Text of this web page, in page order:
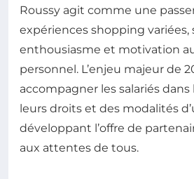
Roussy agit comme une
expériences shopping variées,
enthousiasme et motivation
personnel. L’enjeu majeur de
accompagner les salariés
leurs droits et des modalités
développant l’offre de
aux attentes de tous.